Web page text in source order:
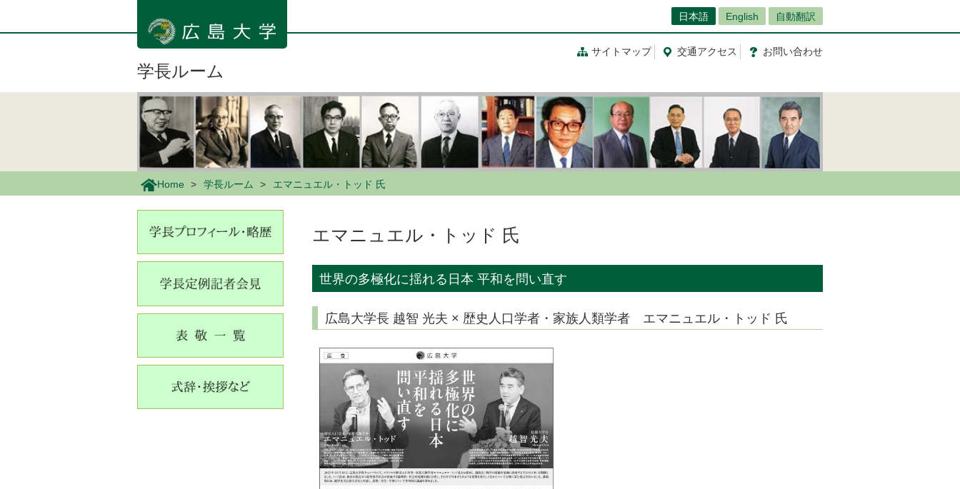
ン
日本語 English 自動翻訳
サイトマップ 交通アクセス お問い合わせ
学長ルーム
Home 学長ルーム エマニュエル・トッド 氏
エマニュエル・トッド 氏
世界の多極化に揺れる日本 平和を問い直す
広島大学長 越智 光夫 × 歴史人口学者・家族人類学者 エマニュエル・トッド 氏